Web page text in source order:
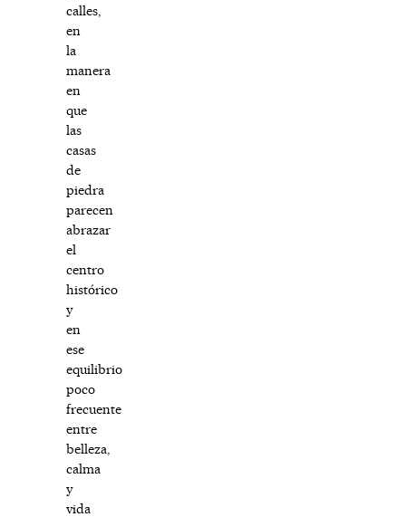
calles,
en
la
manera
en
que
las
casas
de
piedra
parecen
abrazar
el
centro
histórico
y
en
ese
equilibrio
poco
frecuente
entre
belleza,
calma
y
vida